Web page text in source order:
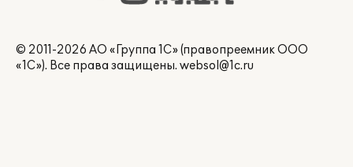
© 2011-2026 АО «Группа 1С» (правопреемник ООО
«1С»). Все права защищены. websol@1c.ru